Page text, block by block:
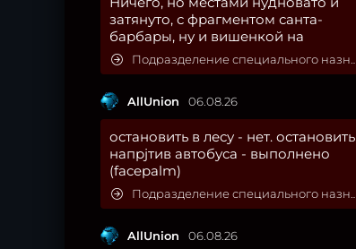
затянуто, с фрагментом санта-
барбары, ну и вишенкой на
Подразделение специального назначения
AllUnion 06.08.26
остановить в лесу - нет. остановить
напрjтив автобуса - выполнено
(facepalm)
Подразделение специального назначения
AllUnion 06.08.26